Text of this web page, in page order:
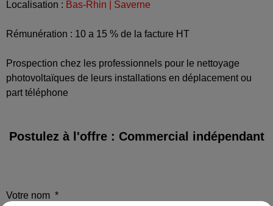
Localisation : Bas-Rhin | Saverne
Rémunération : 10 a 15 % de la facture HT
Prospection chez les professionnels pour le nettoyage
photovoltaïques de leurs installations en déplacement ou
part téléphone
Postulez à l'offre : Commercial indépendant
Votre nom *